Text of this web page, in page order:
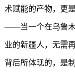
术赋能的产物，更
——当一个在乌鲁木
业的新疆人，无需
背后所体现的，是